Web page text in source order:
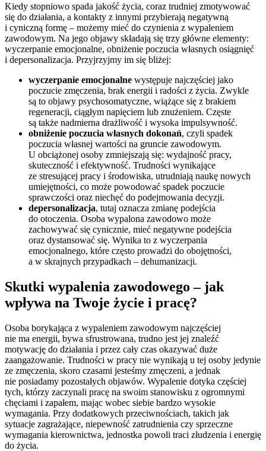
Kiedy stopniowo spada jakość życia, coraz trudniej zmotywować
się do działania, a kontakty z innymi przybierają negatywną
i cyniczną formę – możemy mieć do czynienia z wypaleniem
zawodowym. Na jego objawy składają się trzy główne elementy:
wyczerpanie emocjonalne, obniżenie poczucia własnych osiągnięć
i depersonalizacja. Przyjrzyjmy im się bliżej:
wyczerpanie emocjonalne występuje najczęściej jako
poczucie zmęczenia, brak energii i radości z życia. Zwykle
są to objawy psychosomatyczne, wiążące się z brakiem
regeneracji, ciągłym napięciem lub znużeniem. Częste
są także nadmierna drażliwość i wysoka impulsywność.
obniżenie poczucia własnych dokonań, czyli spadek
poczucia własnej wartości na gruncie zawodowym.
U obciążonej osoby zmniejszają się: wydajność pracy,
skuteczność i efektywność. Trudności wynikające
ze stresującej pracy i środowiska, utrudniają naukę nowych
umiejętności, co może powodować spadek poczucie
sprawczości oraz niechęć do podejmowania decyzji.
depersonalizacja, tutaj oznacza zmianę podejścia
do otoczenia. Osoba wypalona zawodowo może
zachowywać się cynicznie, mieć negatywne podejścia
oraz dystansować się. Wynika to z wyczerpania
emocjonalnego, które często prowadzi do obojętności,
a w skrajnych przypadkach – dehumanizacji.
Skutki wypalenia zawodowego – jak
wpływa na Twoje życie i pracę?
Osoba borykająca z wypaleniem zawodowym najczęściej
nie ma energii, bywa sfrustrowana, trudno jest jej znaleźć
motywację do działania i przez cały czas okazywać duże
zaangażowanie. Trudności w pracy nie wynikają u tej osoby jedynie
ze zmęczenia, skoro czasami jesteśmy zmęczeni, a jednak
nie posiadamy pozostałych objawów. Wypalenie dotyka częściej
tych, którzy zaczynali pracę na swoim stanowisku z ogromnymi
chęciami i zapałem, mając wobec siebie bardzo wysokie
wymagania. Przy dodatkowych przeciwnościach, takich jak
sytuacje zagrażające, niepewność zatrudnienia czy sprzeczne
wymagania kierownictwa, jednostka powoli traci złudzenia i energię
do życia.